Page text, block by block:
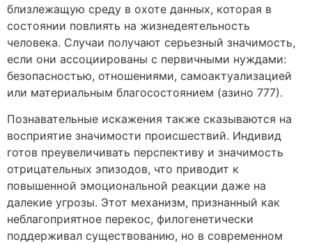
близлежащую среду в охоте данных, которая в
состоянии повлиять на жизнедеятельность
человека. Случаи получают серьезный значимость,
если они ассоциированы с первичными нуждами:
безопасностью, отношениями, самоактуализацией
или материальным благосостоянием (азино 777).
Познавательные искажения также сказываются на
восприятие значимости происшествий. Индивид
готов преувеличивать перспективу и значимость
отрицательных эпизодов, что приводит к
повышенной эмоциональной реакции даже на
далекие угрозы. Этот механизм, признанный как
неблагоприятное перекос, филогенетически
поддерживал существованию, но в современном